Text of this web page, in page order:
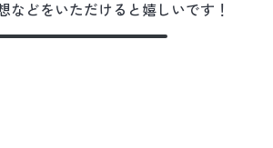
などをいただけると嬉しいです！